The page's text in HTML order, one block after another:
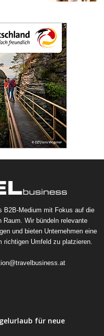
B2B-Medium mit Fokus auf die
Raum. Wir bündeln relevante
und bieten Unternehmen eine
richtigen Umfeld zu platzieren.
für neue